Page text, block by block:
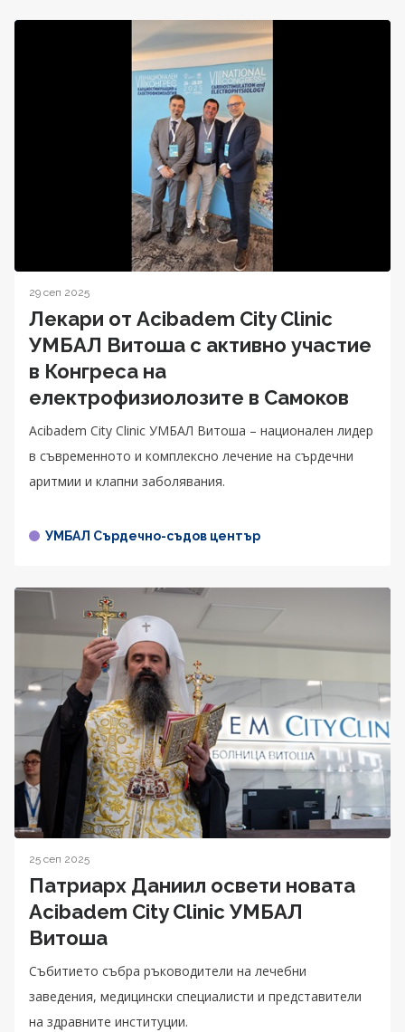
29 сеп 2025
Лекари от Acibadem City Clinic
УМБАЛ Витоша с активно участие
в Конгреса на
електрофизиолозите в Самоков
Acibadem City Clinic УМБАЛ Витоша – национален лидер
в съвременното и комплексно лечение на сърдечни
аритмии и клапни заболявания.
УМБАЛ Сърдечно-съдов център
25 сеп 2025
Патриарх Даниил освети новата
Acibadem City Clinic УМБАЛ
Витоша
Събитието събра ръководители на лечебни
заведения, медицински специалисти и представители
на здравните институции.